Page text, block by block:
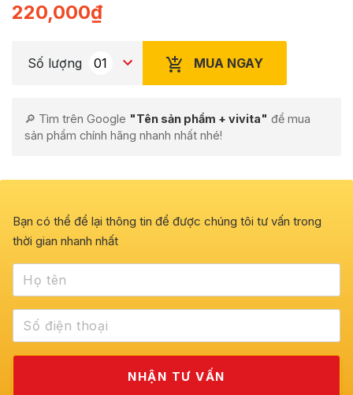
220,000₫
Số lượng MUA NGAY
🔎 Tìm trên Google "Tên sản phẩm + vivita" để mua
sản phẩm chính hãng nhanh nhất nhé!
Bạn có thể để lại thông tin để được chúng tôi tư vấn trong
thời gian nhanh nhất